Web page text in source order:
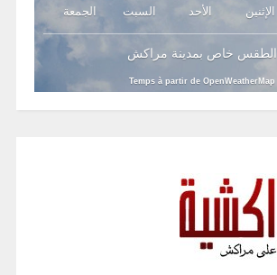
الجمعة السبت الأحد الإثنين
الطقس خاص بمدينة مراكش
Temps à partir de OpenWeatherMap